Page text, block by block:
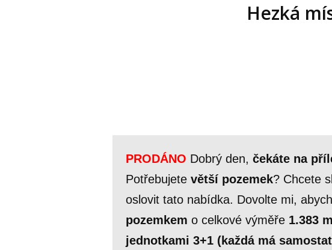
Hezká
PRODÁNO Dobrý den, čekáte na
Potřebujete větší pozemek? Chcete
oslovit tato nabídka. Dovolte mi,
pozemkem o celkové výměře 1.383
jednotkami 3+1 (každá má